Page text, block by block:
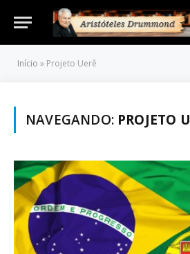
Início » Projeto Uerê
NAVEGANDO: PROJETO